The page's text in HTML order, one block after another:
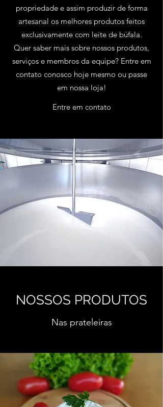
propriedade e assim produzir de forma
artesanal os melhores produtos feitos
exclusivamente com leite de búfala.
Quer saber mais sobre nossos produtos,
serviços e membros da equipe? Entre em
contato conosco hoje mesmo ou passe
em nossa loja!
Entre em contato
NOSSOS PRODUTOS
Nas prateleiras